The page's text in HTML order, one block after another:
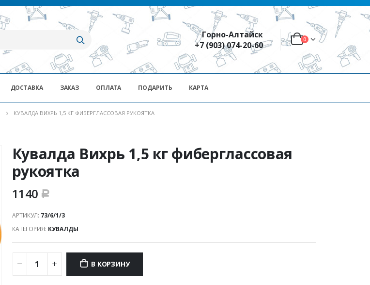
Горно-Алтайск
+7 (903) 074-20-60
0
ДОСТАВКА ЗАКАЗ ОПЛАТА ПОДАРИТЬ КАРТА
КУВАЛДА ВИХРЬ 1,5 КГ ФИБЕРГЛАССОВАЯ РУКОЯТКА
Кувалда Вихрь 1,5 кг фиберглассовая
рукоятка
1140 Р
АРТИКУЛ: 73/6/1/3
КАТЕГОРИЯ: КУВАЛДЫ
В КОРЗИНУ